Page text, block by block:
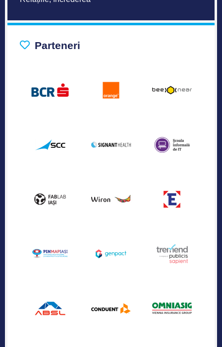
Parteneri